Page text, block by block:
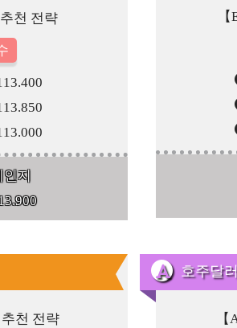
추천 전략
지
추천 전략
호주달